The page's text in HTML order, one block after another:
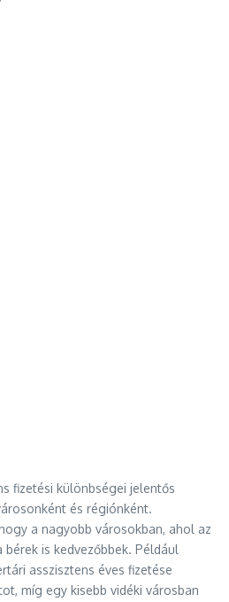
fizetési különbségei jelentős
és régiónként.
a nagyobb városokban, ahol az
is kedvezőbbek. Például
asszisztens éves fizetése
míg egy kisebb vidéki városban